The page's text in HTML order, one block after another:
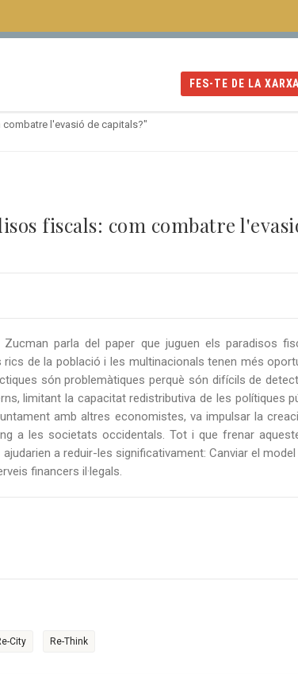
FES-TE DE LA XARXA
l'evasió de capitals?"
fiscals: com combatre
Zucman parla del paper que juguen els paradisos
de la població i les multinacionals tenen més
són problemàtiques perquè són difícils de
limitant la capacitat redistributiva de les polítiques
amb altres economistes, va impulsar la
a les societats occidentals. Tot i que frenar
a reduir-les significativament: Canviar el
financers il·legals.
City Re-Think